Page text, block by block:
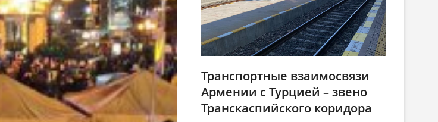
Транспортные взаимосвязи
Армении с Турцией – звено
Транскаспийского коридора